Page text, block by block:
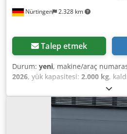
Nürtingen 2.328 km
Talep etmek
Durum: yeni, makine/araç
2026, yük kapasitesi: 2.000 kg,
1.484 mm
yakıt türü:elektrikli, direk tipi:
, batarya voltajı:51,2 V,
, ön lastik ölçüsü: 200/